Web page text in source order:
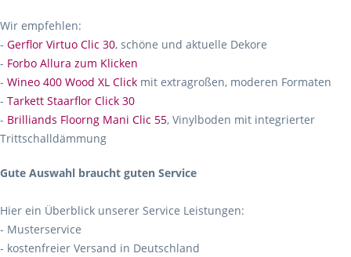
Wir empfehlen:
- Gerflor Virtuo Clic 30, schöne und aktuelle Dekore
- Forbo Allura zum Klicken
- Wineo 400 Wood XL Click mit extragroßen, moderen Formaten
- Tarkett Staarflor Click 30
- Brilliands Floorng Mani Clic 55, Vinylboden mit integrierter
Trittschalldämmung
Gute Auswahl braucht guten Service
Hier ein Überblick unserer Service Leistungen:
- Musterservice
- kostenfreier Versand in Deutschland